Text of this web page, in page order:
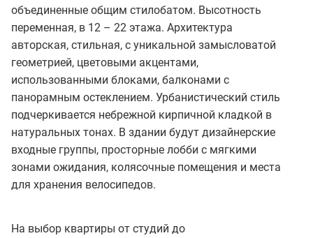
объединенные общим стилобатом. Высотность
переменная, в 12 – 22 этажа. Архитектура
авторская, стильная, с уникальной замысловатой
геометрией, цветовыми акцентами,
использованными блоками, балконами с
панорамным остеклением. Урбанистический стиль
подчеркивается небрежной кирпичной кладкой в
натуральных тонах. В здании будут дизайнерские
входные группы, просторные лобби с мягкими
зонами ожидания, колясочные помещения и места
для хранения велосипедов.
На выбор квартиры от студий до